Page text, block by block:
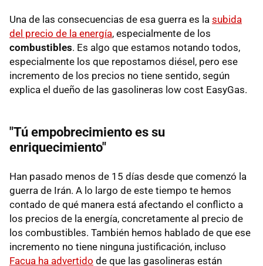
Una de las consecuencias de esa guerra es la subida
del precio de la energía, especialmente de los
combustibles. Es algo que estamos notando todos,
especialmente los que repostamos diésel, pero ese
incremento de los precios no tiene sentido, según
explica el dueño de las gasolineras low cost EasyGas.
"Tú empobrecimiento es su
enriquecimiento"
Han pasado menos de 15 días desde que comenzó la
guerra de Irán. A lo largo de este tiempo te hemos
contado de qué manera está afectando el conflicto a
los precios de la energía, concretamente al precio de
los combustibles. También hemos hablado de que ese
incremento no tiene ninguna justificación, incluso
Facua ha advertido de que las gasolineras están